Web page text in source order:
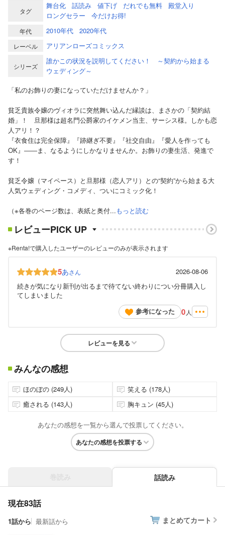
タグ
舞台化 話読み 値下げ だれでも無料
殿堂入り
ロングセラー
今だけお得!
年代 2010年代 2020年代
レーベル アリアンローズコミックス
シリーズ
誰かこの状況を説明してください！ ～契約から始まる
ウェディング～
「私のお飾りの妻になっていただけませんか？」
貧乏貴族令嬢のヴィオラに突然舞い込んだ縁談は、まさかの「契約結
婚」！ 旦那様は超名門公爵家のイケメン当主、サーシス様。しかも恋
人アリ！？
『衣食住は完全保障』『跡継ぎ不要』『社交自由』『愛人を作っても
OK』――ま、なるようにしかなりませんか。お飾りの妻生活、発進で
す！
貧乏令嬢（マイペース）と旦那様（恋人アリ）との“契約”から始まる大
人気ウェディング・コメディ、ついにコミック化！
（※各巻のページ数は、表紙と奥付...もっと読む
レビューPICK UP
※Renta!で購入したユーザーのレビューのみが表示されます
5あさん
2026-08-06
続きが気になり新刊が出るまで待てない終わりについ分冊購入し
てしまいました
参考になった
0 人
レビューを見る
みんなの感想
ほのぼの (249人)
笑える (178人)
癒される (143人)
胸キュン (45人)
あなたの感想を一覧から選んで投票してください。
あなたの感想を投票する
話読み
現在83話
1話から 最新話から まとめてカート